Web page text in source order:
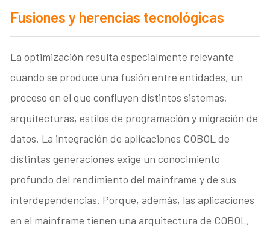
Fusiones y herencias tecnológicas
La optimización resulta especialmente relevante
cuando se produce una fusión entre entidades, un
proceso en el que confluyen distintos sistemas,
arquitecturas, estilos de programación y migración de
datos. La integración de aplicaciones COBOL de
distintas generaciones exige un conocimiento
profundo del rendimiento del mainframe y de sus
interdependencias. Porque, además, las aplicaciones
en el mainframe tienen una arquitectura de COBOL,